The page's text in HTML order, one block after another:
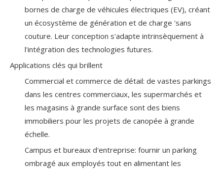
bornes de charge de véhicules électriques (EV), créant
un écosystème de génération et de charge 'sans
couture. Leur conception s'adapte intrinsèquement à
l'intégration des technologies futures.
Applications clés qui brillent
Commercial et commerce de détail: de vastes parkings
dans les centres commerciaux, les supermarchés et
les magasins à grande surface sont des biens
immobiliers pour les projets de canopée à grande
échelle.
Campus et bureaux d'entreprise: fournir un parking
ombragé aux employés tout en alimentant les